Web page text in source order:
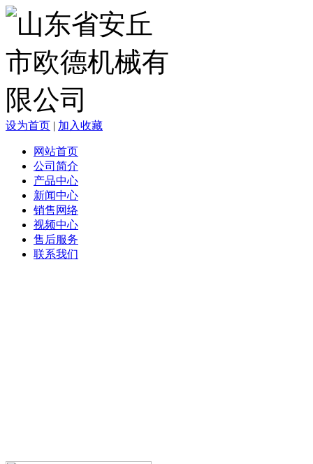
设为首页 | 加入收藏
网站首页
公司简介
产品中心
新闻中心
销售网络
视频中心
售后服务
联系我们